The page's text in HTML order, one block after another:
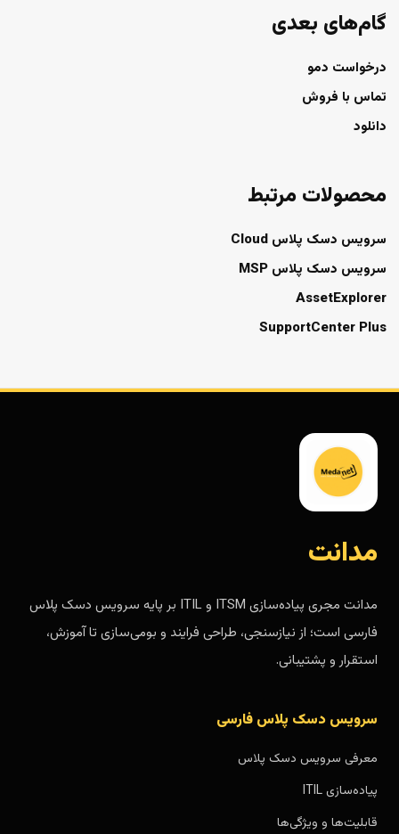
گام‌های بعدی
درخواست دمو
تماس با فروش
دانلود
محصولات مرتبط
سرویس دسک پلاس Cloud
سرویس دسک پلاس MSP
AssetExplorer
SupportCenter Plus
مدانت
مدانت مجری پیاده‌سازی ITSM و ITIL بر پایه سرویس دسک پلاس
فارسی است؛ از نیازسنجی، طراحی فرایند و بومی‌سازی تا آموزش،
استقرار و پشتیبانی.
سرویس دسک پلاس فارسی
معرفی سرویس دسک پلاس
پیاده‌سازی ITIL
قابلیت‌ها و ویژگی‌ها